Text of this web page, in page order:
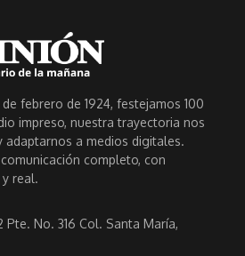
febrero de 1924, festejamos 100
impreso, nuestra trayectoria nos
adaptarnos a medios digitales.
completo, con
real.
Pte. No. 316 Col. Santa María,